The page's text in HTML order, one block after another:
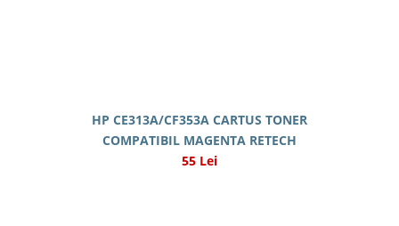
HP CE313A/CF353A CARTUS TONER
COMPATIBIL MAGENTA RETECH
55 Lei